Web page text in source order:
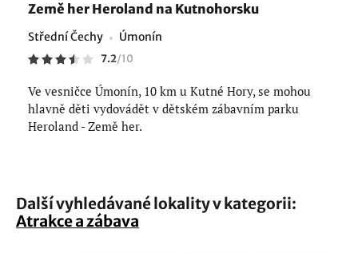
Země her Heroland na Kutnohorsku
Střední Čechy Úmonín
7.2/10
Ve vesničce Úmonín, 10 km u Kutné Hory, se mohou
hlavně děti vydovádět v dětském zábavním parku
Heroland - Země her.
Další vyhledávané lokality v kategorii:
Atrakce a zábava